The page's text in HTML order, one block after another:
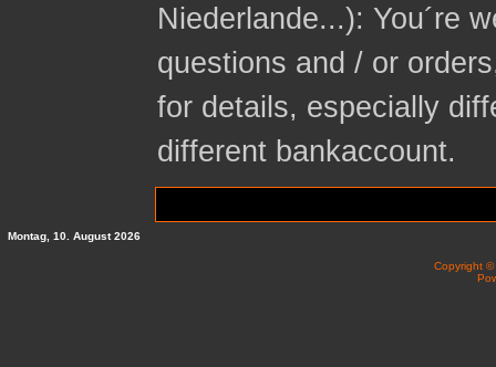
Niederlande...): You´re
questions and / or
for details, especially
different bankaccount.
Montag, 10. August 2026
Copyright